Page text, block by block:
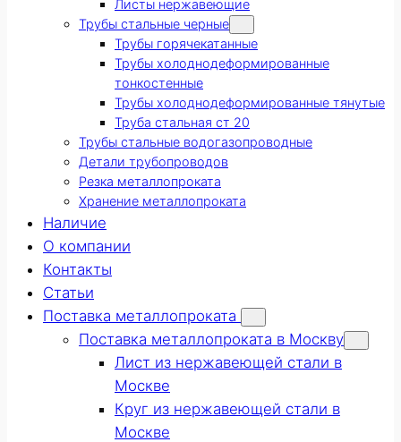
Листы нержавеющие
Трубы стальные черные
Трубы горячекатанные
Трубы холоднодеформированные
тонкостенные
Трубы холоднодеформированные тянутые
Труба стальная ст 20
Трубы стальные водогазопроводные
Детали трубопроводов
Резка металлопроката
Хранение металлопроката
Наличие
О компании
Контакты
Статьи
Поставка металлопроката
Поставка металлопроката в Москву
Лист из нержавеющей стали в
Москве
Круг из нержавеющей стали в
Москве